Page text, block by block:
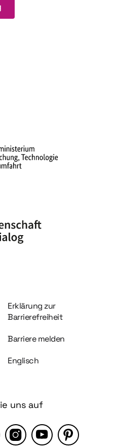
Information und Service
Erklärung zur
Barrierefreiheit
Barriere melden
Englisch
uns auf